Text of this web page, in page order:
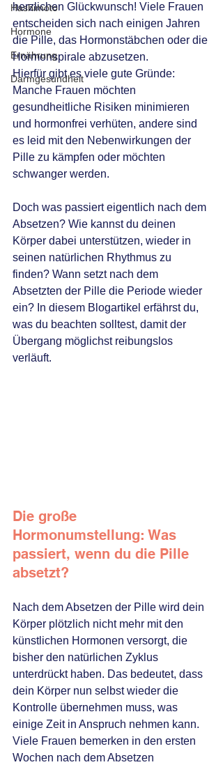
Hashimoto
Hormone
Ernährung
Darmgesundheit
herzlichen Glückwunsch! Viele Frauen
entscheiden sich nach einigen Jahren
die Pille, das Hormonstäbchen oder die
Hormonspirale abzusetzen.
Hierfür gibt es viele gute Gründe:
Manche Frauen möchten
gesundheitliche Risiken minimieren
und hormonfrei verhüten, andere sind
es leid mit den Nebenwirkungen der
Pille zu kämpfen oder möchten
schwanger werden.
Doch was passiert eigentlich nach dem
Absetzen? Wie kannst du deinen
Körper dabei unterstützen, wieder in
seinen natürlichen Rhythmus zu
finden? Wann setzt nach dem
Absetzten der Pille die Periode wieder
ein? In diesem Blogartikel erfährst du,
was du beachten solltest, damit der
Übergang möglichst reibungslos
verläuft.
Die große
Hormonumstellung: Was
passiert, wenn du die Pille
absetzt?
Nach dem Absetzen der Pille wird dein
Körper plötzlich nicht mehr mit den
künstlichen Hormonen versorgt, die
bisher den natürlichen Zyklus
unterdrückt haben. Das bedeutet, dass
dein Körper nun selbst wieder die
Kontrolle übernehmen muss, was
einige Zeit in Anspruch nehmen kann.
Viele Frauen bemerken in den ersten
Wochen nach dem Absetzen